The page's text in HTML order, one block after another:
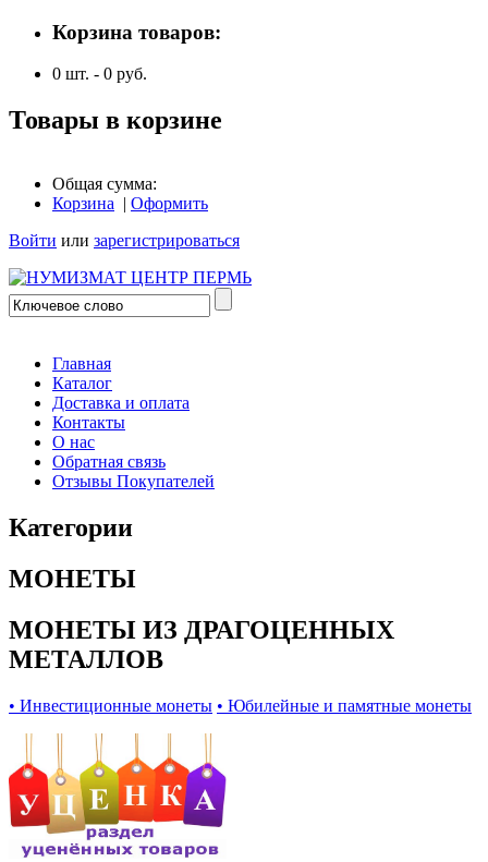
Корзина товаров:
0 шт. - 0 руб.
Товары в корзине
Общая сумма:
Корзина | Оформить
Войти или зарегистрироваться
Главная
Каталог
Доставка и оплата
Контакты
О нас
Обратная связь
Отзывы Покупателей
Категории
МОНЕТЫ
МОНЕТЫ ИЗ ДРАГОЦЕННЫХ
МЕТАЛЛОВ
• Инвестиционные монеты • Юбилейные и памятные монеты